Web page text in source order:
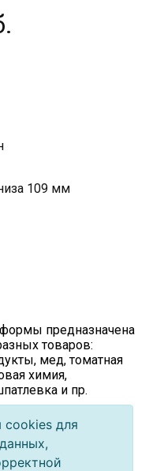
109 мм
предназначена
товаров:
мед, томатная
химия,
и пр.
на
cookies для